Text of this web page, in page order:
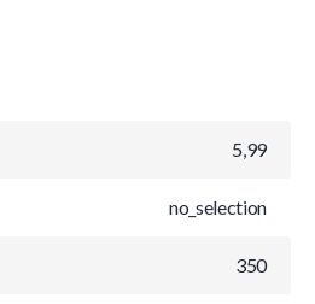
5,99
no_selection
350